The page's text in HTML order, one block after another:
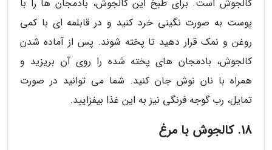
کالجوش است. برای طبخ این کالجوش، بادمجان ها را با
پوست به صورت نگینی خرد کنید و در قابلمه ای با کمی
روغن و نمک قرار دهید تا پخته شوند. پس از آماده شدن
کالجوش، بادمجان های پخته شده را روی آن بریزید و
همراه با نان نوش جان کنید. شما می توانید در صورت
تمایل، رب گوجه فرنگی نیز به این غذا بیفزایید.
18. کالجوش با مرغ